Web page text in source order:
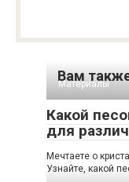
Вам
Материалы
Какой
для
Мечтаете о
Узнайте, какой